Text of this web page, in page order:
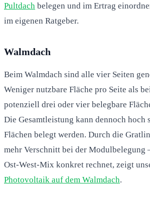
Pultdach belegen und im Ertrag
im eigenen Ratgeber.
Walmdach
Beim Walmdach sind alle vier Seiten
Weniger nutzbare Fläche pro Seite als
potenziell drei oder vier belegbare
Die Gesamtleistung kann dennoch hoch
Flächen belegt werden. Durch die
mehr Verschnitt bei der Modulbelegung
Ost-West-Mix konkret rechnet, zeigt
Photovoltaik auf dem Walmdach.